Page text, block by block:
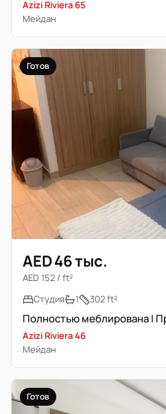
Azizi Riviera 65
Мейдан
Готов
AED 46 тыс.
AED 152 / ft²
Студия
1 302 ft²
Azizi Riviera 46
Мейдан
Готов